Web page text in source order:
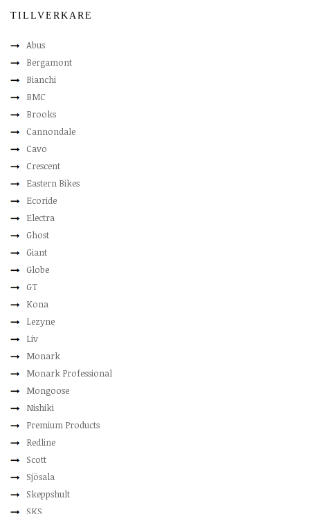
TILLVERKARE
Abus
Bergamont
Bianchi
BMC
Brooks
Cannondale
Cavo
Crescent
Eastern Bikes
Ecoride
Electra
Ghost
Giant
Globe
GT
Kona
Lezyne
Liv
Monark
Monark Professional
Mongoose
Nishiki
Premium Products
Redline
Scott
Sjösala
Skeppshult
SKS